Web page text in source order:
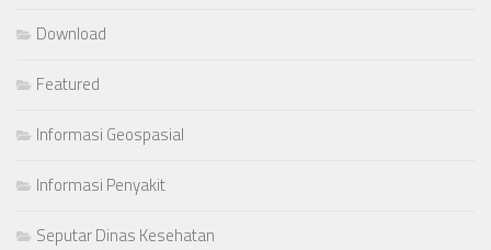
Download
Featured
Informasi Geospasial
Informasi Penyakit
Seputar Dinas Kesehatan